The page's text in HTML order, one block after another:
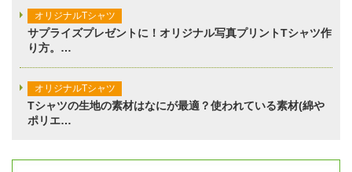
オリジナルTシャツ
サプライズプレゼントに！オリジナル写真プリントTシャツ作
り方。…
オリジナルTシャツ
Tシャツの生地の素材はなにが最適？使われている素材(綿や
ポリエ…